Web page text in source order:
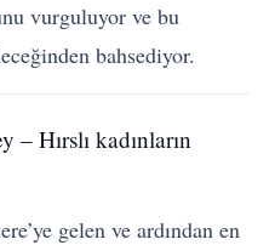
vurguluyor ve bu
bahsediyor.
Hırslı kadınların
gelen ve ardından en